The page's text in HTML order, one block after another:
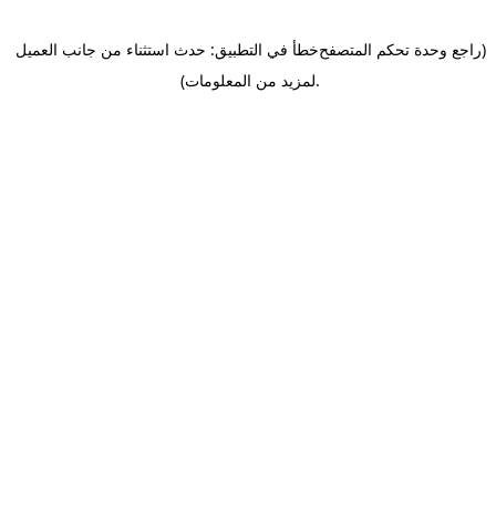
خطأ في التطبيق: حدث استثناء من جانب العميل(راجع وحدة تحكم المتصفح
لمزيد من المعلومات).